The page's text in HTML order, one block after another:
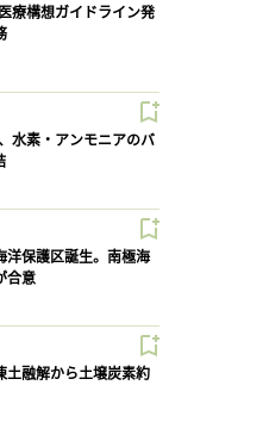
療構想ガイドライン発
水素・アンモニアのバ
洋保護区誕生。南極海
合意
土融解から土壌炭素約